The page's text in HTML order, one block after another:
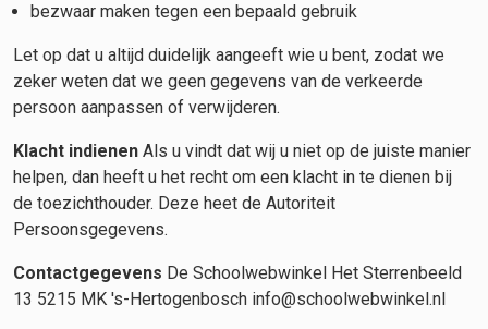
bezwaar maken tegen een bepaald gebruik
Let op dat u altijd duidelijk aangeeft wie u bent, zodat we
zeker weten dat we geen gegevens van de verkeerde
persoon aanpassen of verwijderen.
Klacht indienen Als u vindt dat wij u niet op de juiste manier
helpen, dan heeft u het recht om een klacht in te dienen bij
de toezichthouder. Deze heet de Autoriteit
Persoonsgegevens.
Contactgegevens De Schoolwebwinkel Het Sterrenbeeld
13 5215 MK 's-Hertogenbosch info@schoolwebwinkel.nl